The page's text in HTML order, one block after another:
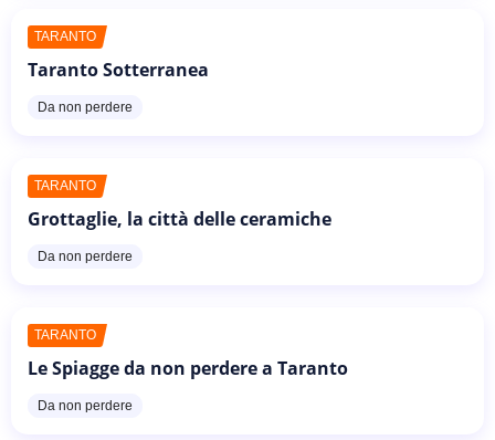
TARANTO
Taranto Sotterranea
Da non perdere
TARANTO
Grottaglie, la città delle ceramiche
Da non perdere
TARANTO
Le Spiagge da non perdere a Taranto
Da non perdere